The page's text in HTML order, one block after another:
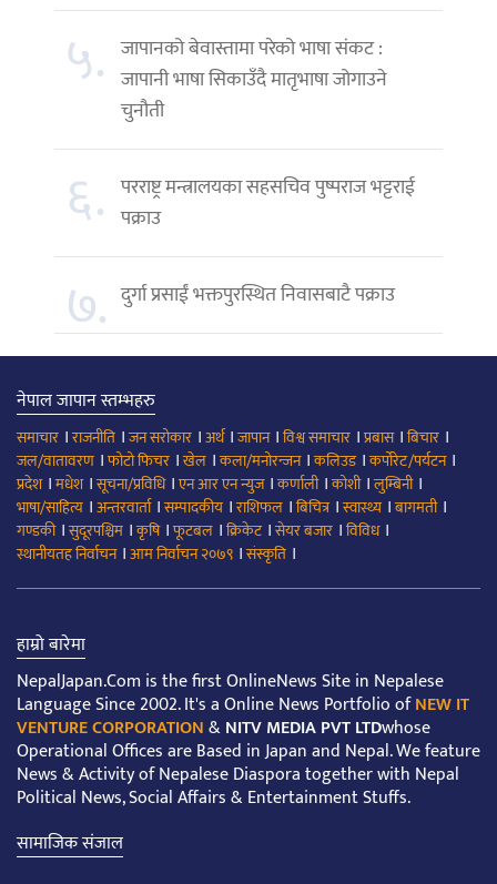
५. जापानको बेवास्तामा परेको भाषा संकट :
जापानी भाषा सिकाउँदै मातृभाषा जोगाउने
चुनौती
६. परराष्ट्र मन्त्रालयका सहसचिव पुष्पराज भट्टराई
पक्राउ
७. दुर्गा प्रसाईं भक्तपुरस्थित निवासबाटै पक्राउ
नेपाल जापान स्तम्भहरु
समाचार ।राजनीति ।जन सरोकार ।अर्थ।जापान।विश्व समाचार ।प्रबास।बिचार ।
जल/वातावरण ।फोटो फिचर ।खेल ।कला/मनोरन्जन।कलिउड।कर्पोरेट/पर्यटन।
प्रदेश।मधेश।सूचना/प्रविधि।एन आर एन न्युज।कर्णाली।कोशी।लुम्बिनी।
भाषा/साहित्य ।अन्तरवार्ता।सम्पादकीय ।राशिफल ।बिचित्र।स्वास्थ्य ।बागमती।
गण्डकी।सुदूरपश्चिम ।कृषि।फूटबल ।क्रिकेट।सेयर बजार ।विविध।
स्थानीयतह निर्वाचन।आम निर्वाचन २०७९ ।संस्कृति ।
हाम्रो बारेमा
NepalJapan.Com is the first OnlineNews Site in Nepalese
Language Since 2002. It's a Online News Portfolio ofNEW IT
VENTURE CORPORATION&NITV MEDIA PVT LTDwhose
Operational Offices are Based in Japan and Nepal. We feature
News & Activity of Nepalese Diaspora together with Nepal
Political News, Social Affairs & Entertainment Stuffs.
सामाजिक संजाल